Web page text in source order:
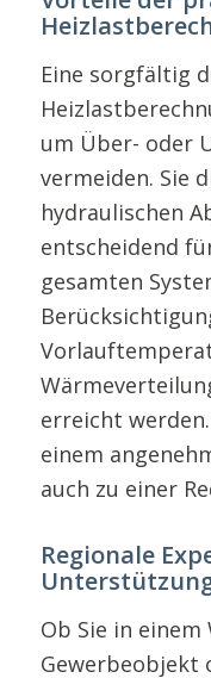
Eine sorgfältig
um Über- oder
vermeiden. Sie
hydraulischen
entscheidend
gesamten
erreicht
einem
auch zu einer
Regionale
Ob Sie in
Gewerbeobjekt